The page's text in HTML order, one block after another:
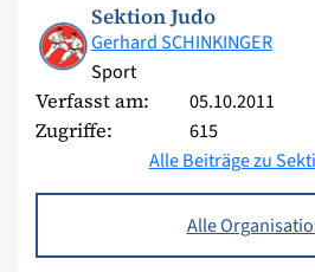
Sektion Judo
Gerhard SCHINKINGER
Sport
Verfasst am: 05.10.2011
Zugriffe:
615
Alle Beiträge zu
Alle